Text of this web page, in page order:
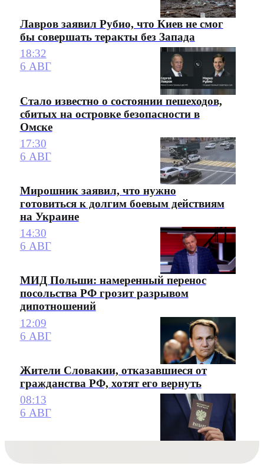
Лавров заявил Рубио, что Киев не смог
бы совершать теракты без Запада
18:32
6 АВГ
Стало известно о состоянии пешеходов,
сбитых на островке безопасности в
Омске
17:30
6 АВГ
Мирошник заявил, что нужно
готовиться к долгим боевым действиям
на Украине
14:30
6 АВГ
МИД Польши: намеренный перенос
посольства РФ грозит разрывом
дипотношений
12:09
6 АВГ
Жители Словакии, отказавшиеся от
гражданства РФ, хотят его вернуть
08:13
6 АВГ